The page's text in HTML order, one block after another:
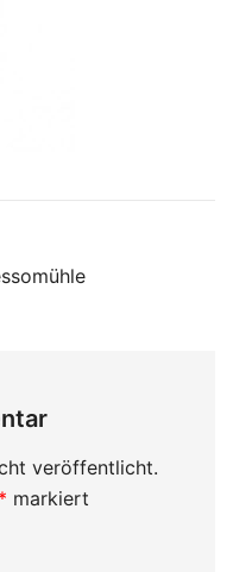
veröffentlicht.
* markiert